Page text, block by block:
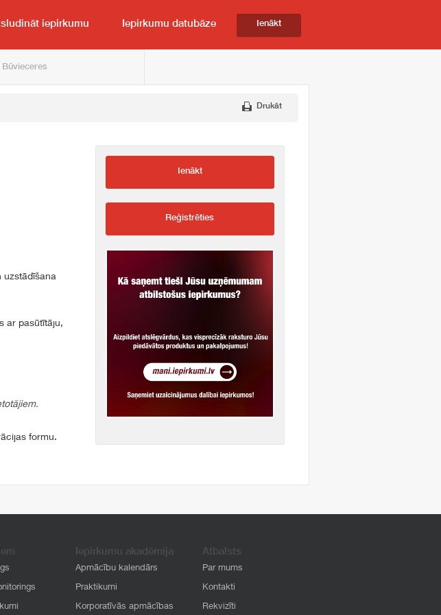
pārdevējam
iepirkumu Iepirkumu datubāze Ienākt
Būvieceres
Drukāt
uzstādīšana
ar pasūtītāju,
formu.
Ienākt
Reģistrēties
Iepirkumu akadēmija
Apmācību kalendārs
Praktikumi
Korporatīvās apmācības
Atbalsts
Par mums
Kontakti
Rekvizīti